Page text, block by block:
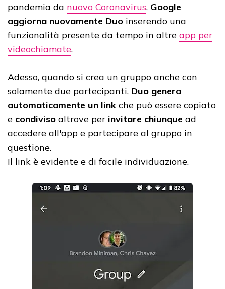
pandemia da nuovo Coronavirus, Google
aggiorna nuovamente Duo inserendo una
funzionalità presente da tempo in altre app per
videochiamate.
Adesso, quando si crea un gruppo anche con
solamente due partecipanti, Duo genera
automaticamente un link che può essere copiato
e condiviso altrove per invitare chiunque ad
accedere all'app e partecipare al gruppo in
questione.
Il link è evidente e di facile individuazione.